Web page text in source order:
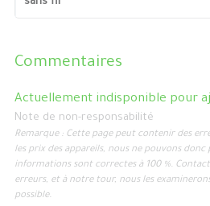
Commentaires
Actuellement indisponible pour
Note de non-responsabilité
Remarque : Cette page peut contenir des
les prix des appareils, nous ne pouvons donc
informations sont correctes à 100 %.
erreurs, et à notre tour, nous les
possible.